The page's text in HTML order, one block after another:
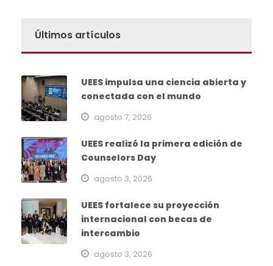
Últimos artículos
UEES impulsa una ciencia abierta y
conectada con el mundo
agosto 7, 2026
UEES realizó la primera edición de
Counselors Day
agosto 3, 2026
UEES fortalece su proyección
internacional con becas de
intercambio
agosto 3, 2026